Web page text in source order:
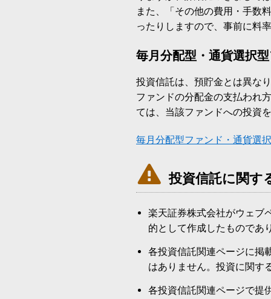
また、「その他の費用・手数
ったりしますので、事前に料
毎月分配型・通貨選択
投資信託は、預貯金とは異な
ファンドの分配金の支払われ
ては、当該ファンドへの投資
毎月分配型ファンド・通貨選
 投資信託に関す
楽天証券株式会社がウェブ
的として作成したものであ
各投資信託関連ページに掲
はありません。投資に関す
各投資信託関連ページで提